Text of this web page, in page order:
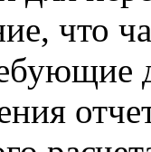
что